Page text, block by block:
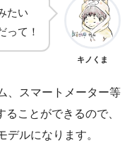
たい
って！
キノくま
、スマートメーター等
ことができるので、
ルになります。